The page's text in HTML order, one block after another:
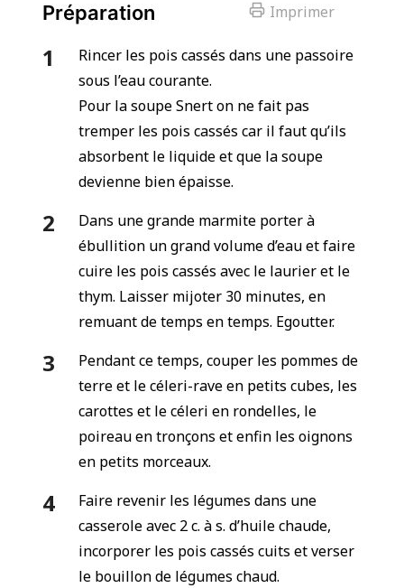
Imprimer
Préparation
Rincer les pois cassés dans une passoire
sous l’eau courante.
Pour la soupe Snert on ne fait pas
tremper les pois cassés car il faut qu’ils
absorbent le liquide et que la soupe
devienne bien épaisse.
Dans une grande marmite porter à
ébullition un grand volume d’eau et faire
cuire les pois cassés avec le laurier et le
thym. Laisser mijoter 30 minutes, en
remuant de temps en temps. Egoutter.
Pendant ce temps, couper les pommes de
terre et le céleri-rave en petits cubes, les
carottes et le céleri en rondelles, le
poireau en tronçons et enfin les oignons
en petits morceaux.
Faire revenir les légumes dans une
casserole avec 2 c. à s. d’huile chaude,
incorporer les pois cassés cuits et verser
le bouillon de légumes chaud.